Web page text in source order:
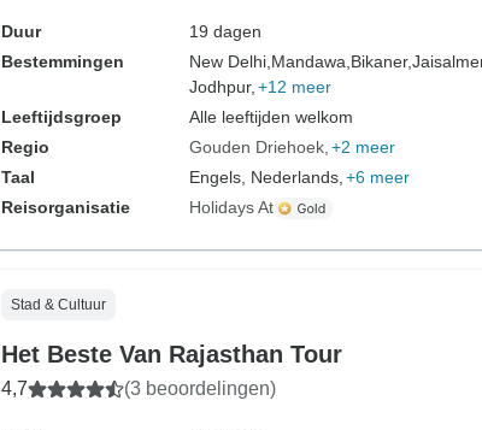
Duur
19 dagen
Bestemmingen
New Delhi, Mandawa, Bikaner,
Jodhpur, +12 meer
Leeftijdsgroep
Alle leeftijden welkom
Regio
Gouden Driehoek +2 meer
Taal
Engels, Nederlands, +6 meer
Reisorganisatie
Holidays At
Stad & Cultuur
Het Beste Van Rajasthan Tour
4,7 (3 beoordelingen)